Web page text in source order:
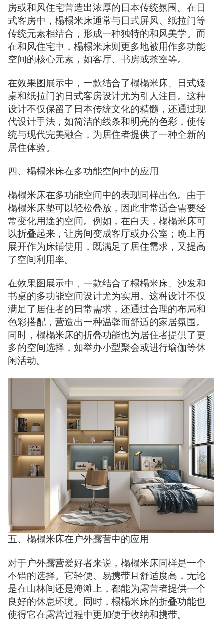
房或和风住宅营造出浓厚的日本传统氛围。在日
式客房中，榻榻米床通常与日式屏风、纸拉门等
传统元素相结合，形成一种独特的和风美学。而
在和风住宅中，榻榻米床则更多地被用作多功能
空间的核心元素，如客厅、书房或茶室等。
在效果图展示中，一款结合了榻榻米床、日式矮
桌和纸拉门的日式客房设计尤为引人注目。这种
设计不仅保留了日本传统文化的精髓，还通过现
代设计手法，如简洁的线条和明亮的色彩，使传
统与现代完美融合，为居住者提供了一种全新的
居住体验。
四、榻榻米床在多功能空间中的应用
榻榻米床在多功能空间中的表现同样出色。由于
榻榻米床垫可以轻松叠放，因此非常适合需要经
常变化用途的空间。例如，在白天，榻榻米床可
以折叠起来，让房间变成客厅或办公室；晚上再
展开作为床铺使用，既满足了居住需求，又提高
了空间利用率。
在效果图展示中，一款结合了榻榻米床、沙发和
书桌的多功能空间设计尤为实用。这种设计不仅
满足了居住者的日常需求，还通过合理的布局和
色彩搭配，营造出一种温馨而舒适的家居氛围。
同时，榻榻米床的折叠功能也为居住者提供了更
多的空间选择，如举办小型聚会或进行瑜伽等休
闲活动。
五、榻榻米床在户外露营中的应用
对于户外露营爱好者来说，榻榻米床同样是一个
不错的选择。它轻便、易携带且舒适度高，无论
是在山林间还是海滩上，都能为露营者提供一个
良好的休息环境。同时，榻榻米床的折叠功能也
使得它在露营过程中更加便于收纳和携带。